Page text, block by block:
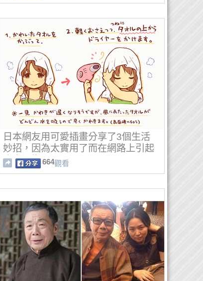
日本網友用可愛插畫分享了3個生活
妙招，因為太實用了而在網路上引起
廣大迴響！
664觀看